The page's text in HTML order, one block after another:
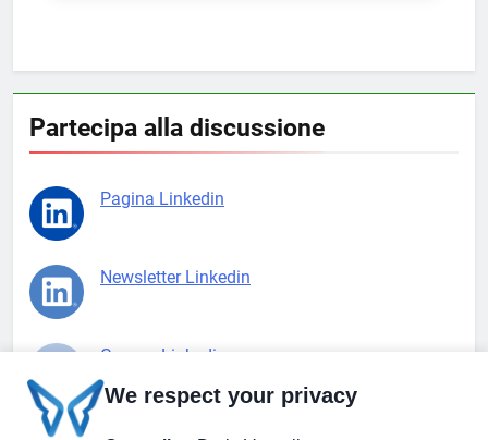
Partecipa alla discussione
Pagina Linkedin
Newsletter Linkedin
Gruppo Linkedin
We respect your privacy